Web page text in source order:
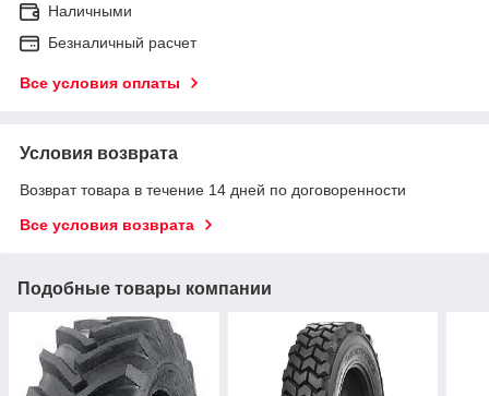
Наличными
Безналичный расчет
Все условия оплаты
Условия возврата
Возврат товара в течение 14 дней по договоренности
Все условия возврата
Подобные товары компании